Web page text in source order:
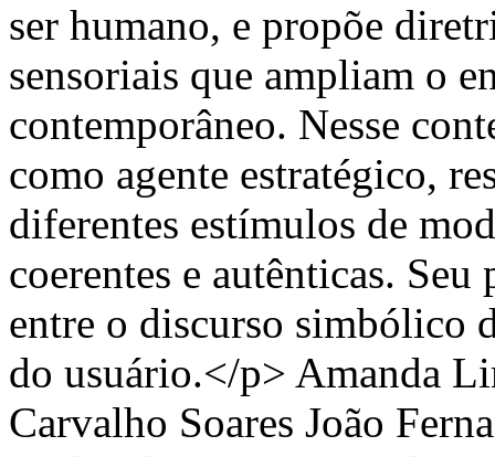
ser humano, e propõe
sensoriais que ampliam o
contemporâneo. Nesse
como agente estratégico,
diferentes estímulos de
coerentes e autênticas. Seu
entre o discurso simbólico
do usuário.</p> Amanda
Carvalho Soares João